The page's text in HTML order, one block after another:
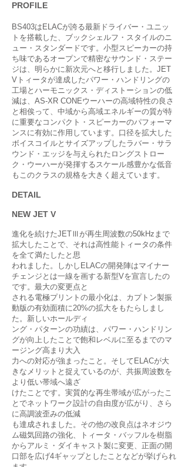
PROFILE
BS403はELACが誇る最新ドライバー・ユニッ
トを搭載した、ブックシェルフ・スタイルのニ
ュー・スタンダードです。小型スピーカーの持
ち味であるオープンで精密なサウンド・ステー
ジは、明らかに新次元へと移行しました。JET
Vトィータが達成したパワー・ハンドリングの
工場とハーモニックス・ディストーションの低
減は、AS-XR CONEウーハーの高域特性の良さ
と相俟って、中域から高域エネルギーの質が特
に重要なコンパクト・スピーカーのパフォーマ
ンスに有効に作用しています。口径を拡大した
ボイスコイルとサイズアップしたラバー・サラ
ウンド・エッジを与えられたロングストロー
ク・ウーハーが発揮するスケール感豊かな低音
もこのクラスの規格を大きく超えています。
DETAIL
NEW JET V
進化を続けたJETⅢが再生周波数の50kHzまで
拡大したことで、それは高性能トィータの条件
を全て満たしたと思
われました。しかしELACの開発陣はマイナー
チェンジとは一線を画する新型Vを宣言したの
です。最大の変更点と
される電極プリントの最小化は、カプトン製振
動版の有効面積に20%の拡大をもたらしまし
た。新しいホールディ
ング・パターンの功績は、パワー・ハンドリン
グが向上したことで飽和レベルに至るまでのマ
ージング高まり大入
力への対応が強まったこと。そしてELACが大
きなメリットと捉えているのが、共振周波数を
より低い帯域へ遠ざ
けたことです。実質的な再生帯域が広がったこ
とでネットワーク設計の自由度が広がり、さら
に高調波歪みの低減
も達成されました。その他の改良点はネオジウ
ム磁気回路の強化、トィータ・バッフルを樹脂
からアルミ・ダイキャスト製に変更、正面の開
口部を広げ4ギャップとしたことなどが挙げられ